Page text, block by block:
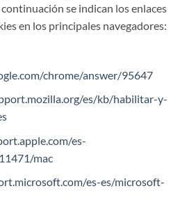
se indican los enlaces
en los principales navegadores:
chrome/answer/95647
es/kb/habilitar-y-
es-
mac
es-es/microsoft-